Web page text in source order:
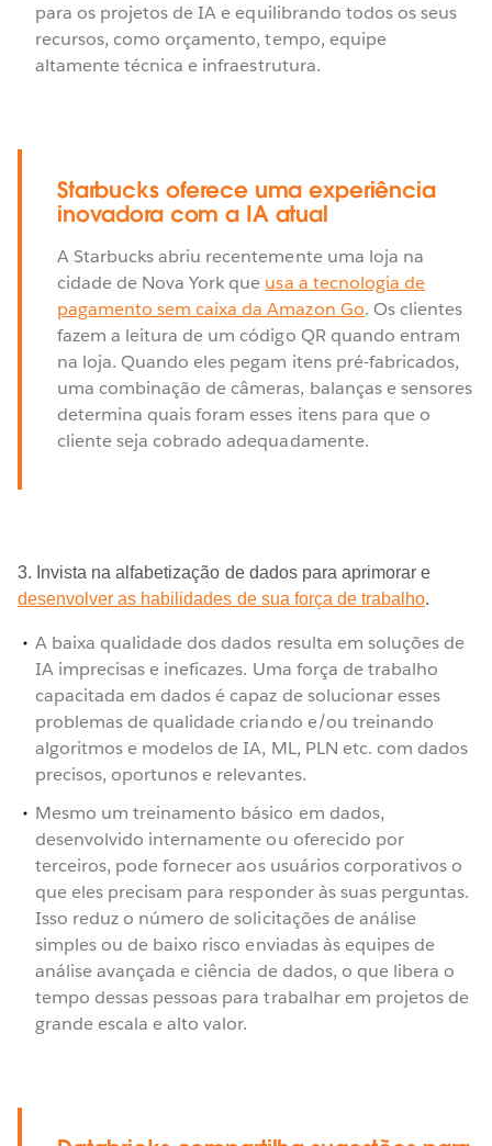
para os projetos de IA e equilibrando todos os seus
recursos, como orçamento, tempo, equipe
altamente técnica e infraestrutura.
Starbucks oferece uma experiência
inovadora com a IA atual
A Starbucks abriu recentemente uma loja na
cidade de Nova York que usa a tecnologia de
pagamento sem caixa da Amazon Go. Os clientes
fazem a leitura de um código QR quando entram
na loja. Quando eles pegam itens pré-fabricados,
uma combinação de câmeras, balanças e sensores
determina quais foram esses itens para que o
cliente seja cobrado adequadamente.
3. Invista na alfabetização de dados para aprimorar e
desenvolver as habilidades de sua força de trabalho.
A baixa qualidade dos dados resulta em soluções de
IA imprecisas e ineficazes. Uma força de trabalho
capacitada em dados é capaz de solucionar esses
problemas de qualidade criando e/ou treinando
algoritmos e modelos de IA, ML, PLN etc. com dados
precisos, oportunos e relevantes.
Mesmo um treinamento básico em dados,
desenvolvido internamente ou oferecido por
terceiros, pode fornecer aos usuários corporativos o
que eles precisam para responder às suas perguntas.
Isso reduz o número de solicitações de análise
simples ou de baixo risco enviadas às equipes de
análise avançada e ciência de dados, o que libera o
tempo dessas pessoas para trabalhar em projetos de
grande escala e alto valor.